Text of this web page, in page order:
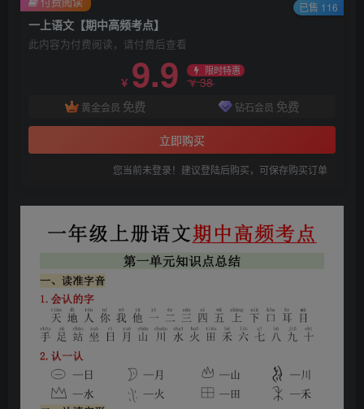
一上语文【期中高频考点】
此内容为付费阅读，请付费后查看
￥ 9.9 限时特惠
￥38
黄金会员 免费 钻石会员 免费
立即购买
您当前未登录！建议登陆后购买，可保存购买订单
已售 116